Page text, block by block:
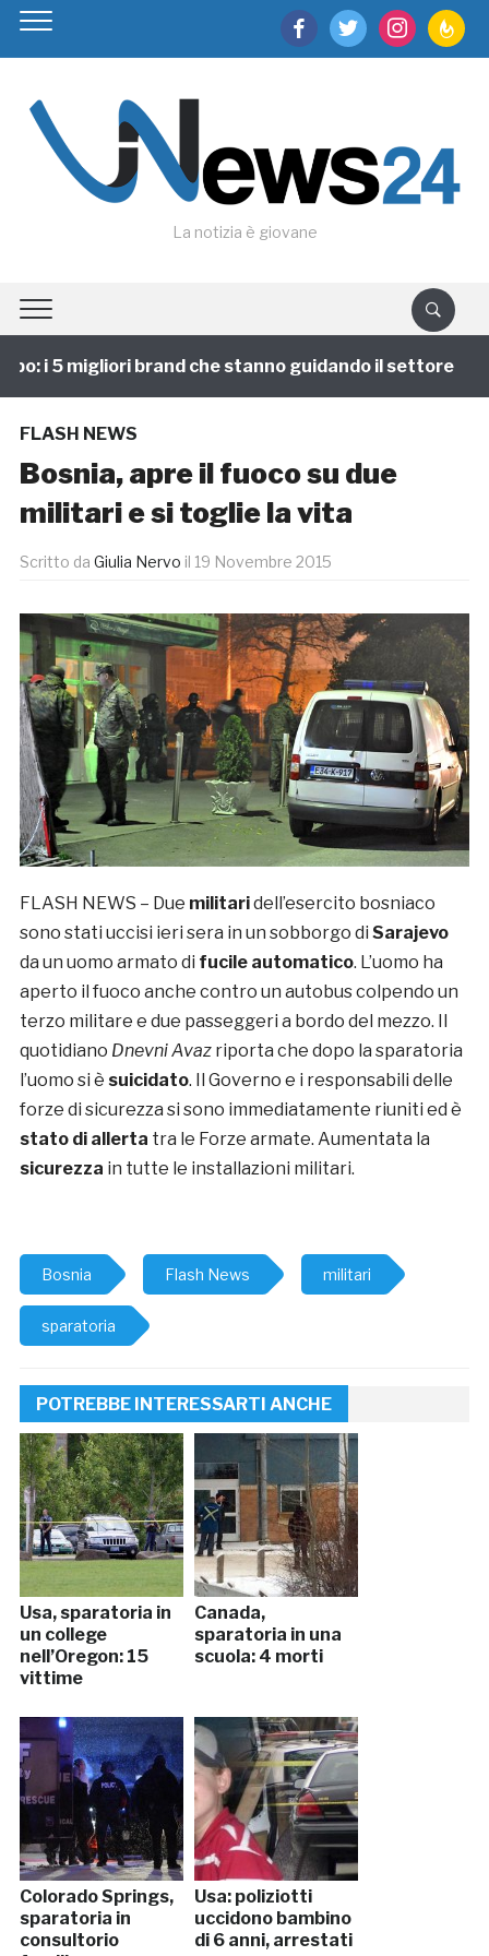
facebooktwitter instagram
La notizia è giovane
i 5 migliori brand che stanno guidando il settore
FLASH NEWS
Bosnia, apre il fuoco su due
militari e si toglie la vita
Scritto da Giulia Nervo il 19 Novembre 2015
FLASH NEWS – Due militaridell’esercito bosniaco
sono stati uccisi ieri sera in un sobborgo di Sarajevo
da un uomo armato di fucile automatico. L’uomo ha
aperto il fuoco anche contro un autobus colpendo un
terzo militare e due passeggeri a bordo del mezzo. Il
quotidiano Dnevni Avaz riporta che dopo la sparatoria
l’uomo si è suicidato. Il Governo e i responsabili delle
forze di sicurezza si sono immediatamente riuniti ed è
stato di allerta tra le Forze armate. Aumentata la
sicurezza in tutte le installazioni militari.
Bosnia Flash News militari
sparatoria
POTREBBE INTERESSARTI ANCHE
Usa, sparatoria in
un college
nell’Oregon: 15
vittime
Canada,
sparatoria in una
scuola: 4 morti
Colorado Springs,
sparatoria in
consultorio
Usa: poliziotti
uccidono bambino
di 6 anni, arrestati